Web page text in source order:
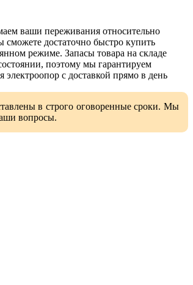
ваши переживания относительно
сможете достаточно быстро купить
режиме. Запасы товара на складе
поэтому мы гарантируем
с доставкой прямо в день
в строго оговоренные сроки. Мы
вопросы.